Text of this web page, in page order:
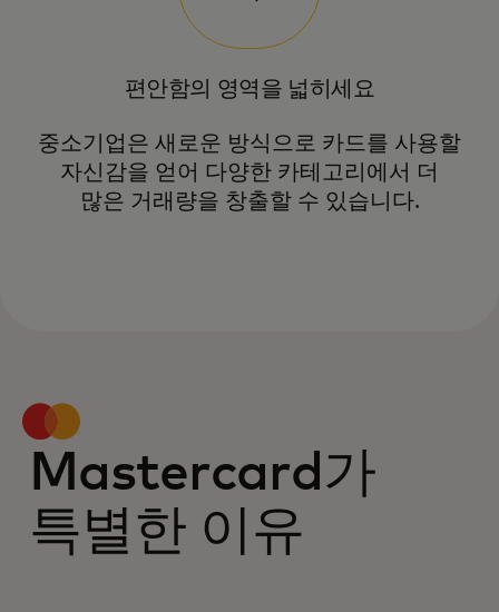
편안함의 영역을 넓히세요
중소기업은 새로운 방식으로 카드를 사용할
자신감을 얻어 다양한 카테고리에서 더
많은 거래량을 창출할 수 있습니다.
Mastercard가
특별한 이유